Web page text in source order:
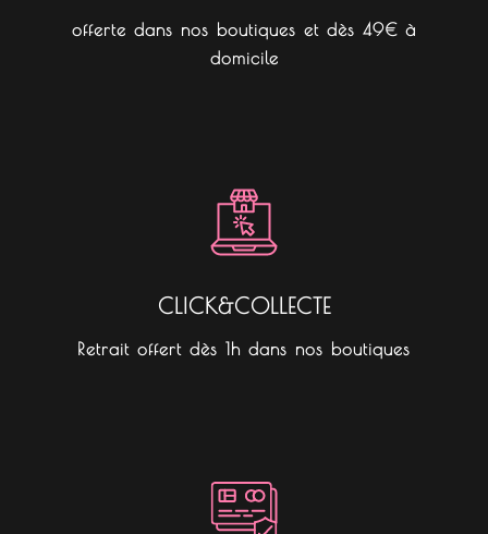
offerte dans nos boutiques et dès 49€ à
domicile
CLICK&COLLECTE
Retrait offert dès 1h dans nos boutiques